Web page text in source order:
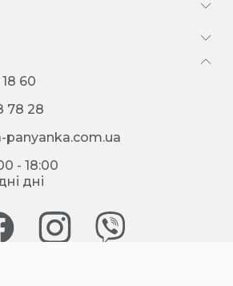
60
78 28
panyanka.com.ua
- 18:00
дні